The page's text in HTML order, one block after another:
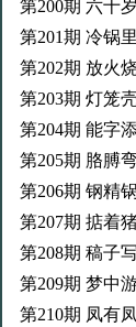
第200期 六十
第201期 冷锅
第202期 放火
第203期 灯笼
第204期 能字
第205期 胳膊
第206期 钢精
第207期 掂着
第208期 稿子
第209期 梦中
第210期 凤有